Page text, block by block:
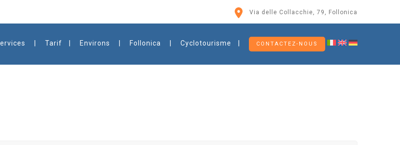
Via delle Collacchie, 79, Follonica
Tarif Environs Follonica Cyclotourisme CONTACTEZ-NOUS